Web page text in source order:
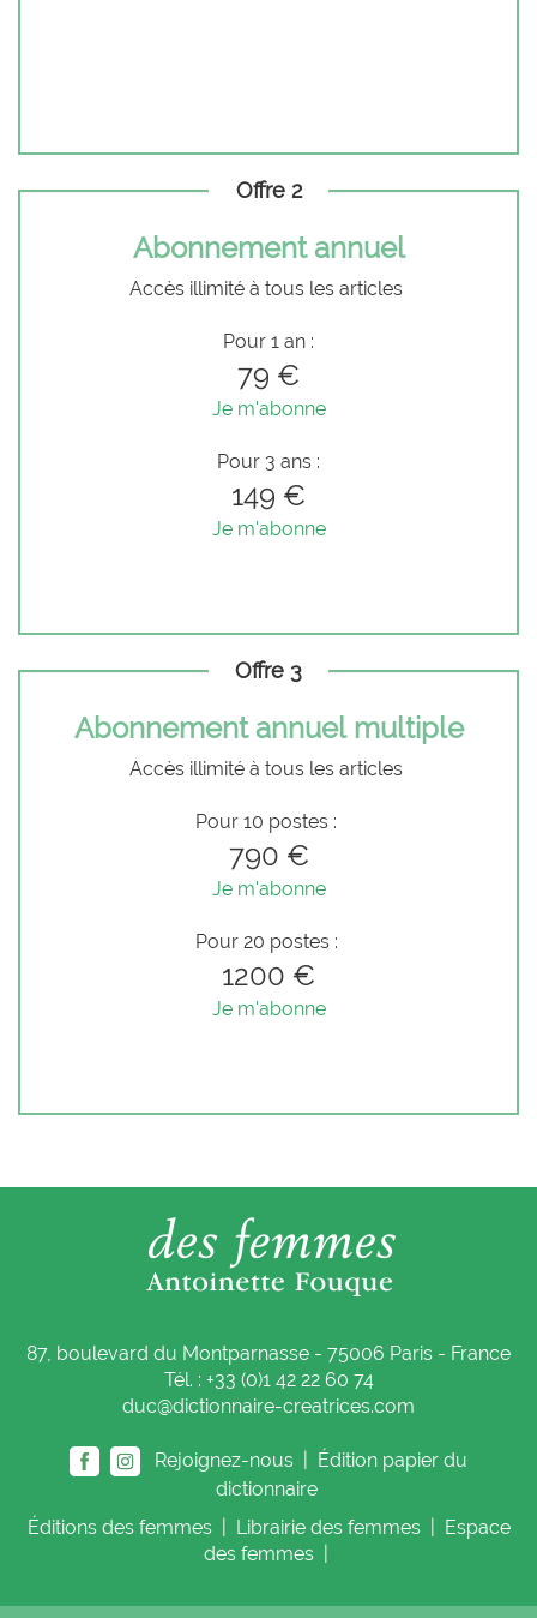
Offre 2
Abonnement annuel
Accès illimité à tous les articles
Pour 1 an :
79 €
Je m'abonne
Pour 3 ans :
149 €
Je m'abonne
Offre 3
Abonnement annuel multiple
Accès illimité à tous les articles
Pour 10 postes :
790 €
Je m'abonne
Pour 20 postes :
1200 €
Je m'abonne
87, boulevard du Montparnasse - 75006 Paris - France
Tél. : +33 (0)1 42 22 60 74
duc@dictionnaire-creatrices.com
Rejoignez-nous |
Édition papier du
dictionnaire
Éditions des femmes Librairie des femmes
Espace
des femmes